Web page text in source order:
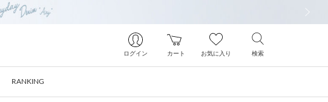
ログイン カート お気に入り 検索
RANKING